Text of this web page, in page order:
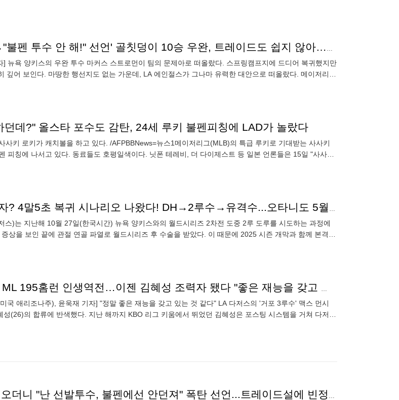
'캠프 무단 결근→"불펜 투수 안 해!" 선언' 골칫덩이 10승 우완, 트레이드도 쉽지 않아…美 매체 "그나마 LAA"
] 뉴욕 양키스의 우완 투수 마커스 스트로먼이 팀의 문제아로 떠올랐다. 스프링캠프지에 드디어 복귀했지만
깊어 보인다. 마땅한 행선지도 없는 가운데, LA 에인절스가 그나마 유력한 대안으로 떠올랐다. 메이저리그
던데?" 올스타 포수도 감탄, 24세 루키 불펜피칭에 LAD가 놀랐다
사키 로키가 캐치볼을 하고 있다. /AFPBBNews=뉴스1메이저리그(MLB)의 특급 루키로 기대받는 사사키
피칭에 나서고 있다. 동료들도 호평일색이다. 닛폰 테레비, 더 다이제스트 등 일본 언론들은 15일 "사사키
김하성이 지명타자? 4말5초 복귀 시나리오 나왔다! DH→2루수→유격수...오타니도 5월 '이도류' 복귀
스)는 지난해 10월 27일(한국시간) 뉴욕 양키스와의 월드시리즈 2차전 도중 2루 도루를 시도하는 과정에
상을 보인 끝에 관절 연골 파열로 월드시리즈 후 수술을 받았다. 이 때문에 2025 시즌 개막과 함께 본격적
KBO행 고민하다 ML 195홈런 인생역전…이젠 김혜성 조력자 됐다 "좋은 재능을 갖고 있다"
국 애리조나주), 윤욱재 기자] "정말 좋은 재능을 갖고 있는 것 같다" LA 다저스의 '거포 3루수' 맥스 먼시
(26)의 합류에 반색했다. 지난 해까지 KBO 리그 키움에서 뛰었던 김혜성은 포스팅 시스템을 거쳐 다저스
이틀간 잠수타고 오더니 "난 선발투수, 불펜에선 안던져" 폭탄 선언...트레이드설에 빈정 상했나?